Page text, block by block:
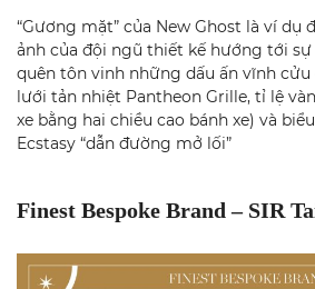
“Gương mặt” của New Ghost là ví dụ
ảnh của đội ngũ thiết kế hướng tới
quên tôn vinh những dấu ấn vĩnh cửu
lưới tản nhiệt Pantheon Grille, tỉ lệ
xe bằng hai chiều cao bánh xe) và
Ecstasy “dẫn đường mở lối”
Finest Bespoke Brand – SIR